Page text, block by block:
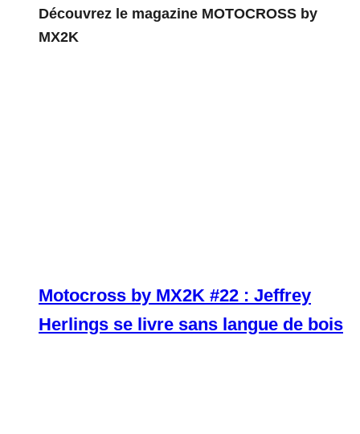
Découvrez le magazine MOTOCROSS by
MX2K
Motocross by MX2K #22 : Jeffrey
Herlings se livre sans langue de bois